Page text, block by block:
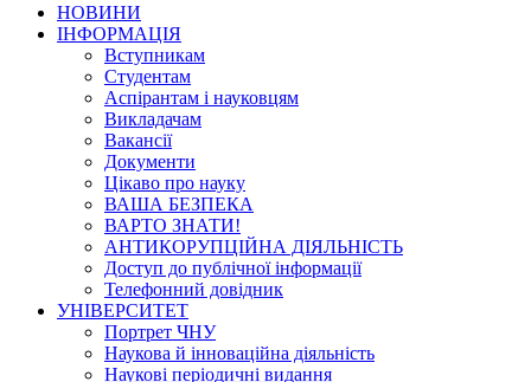
НОВИНИ
ІНФОРМАЦІЯ
Вступникам
Студентам
Аспірантам і науковцям
Викладачам
Вакансії
Документи
Цікаво про науку
ВАША БЕЗПЕКА
ВАРТО ЗНАТИ!
АНТИКОРУПЦІЙНА ДІЯЛЬНІСТЬ
Доступ до публічної інформації
Телефонний довідник
УНІВЕРСИТЕТ
Портрет ЧНУ
Наукова й інноваційна діяльність
Наукові періодичні видання